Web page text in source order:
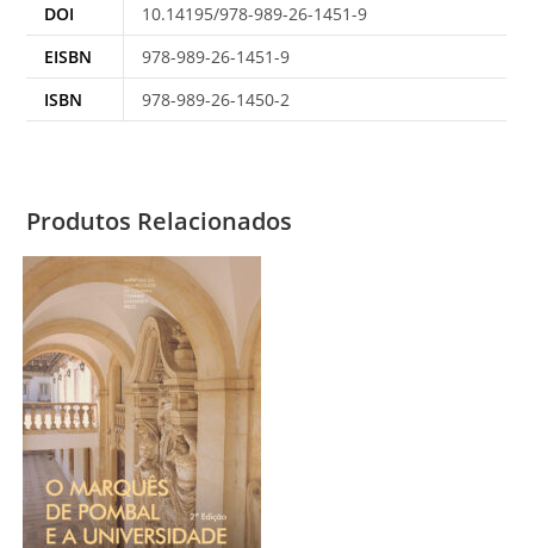
DOI
10.14195/978-989-26-1451-9
EISBN
978-989-26-1451-9
ISBN
978-989-26-1450-2
Produtos Relacionados